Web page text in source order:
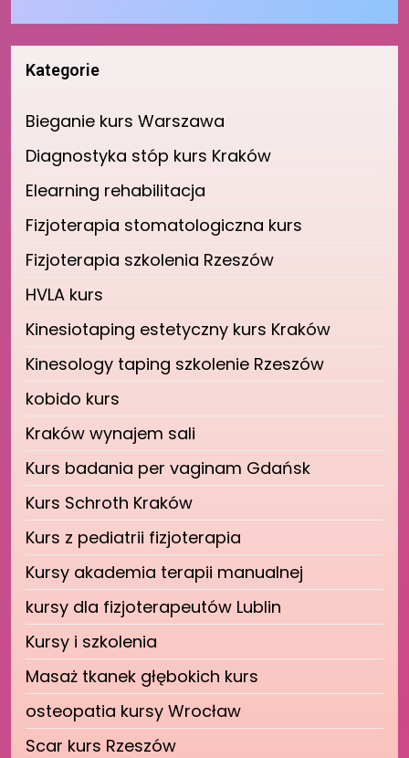
Kategorie
Bieganie kurs Warszawa
Diagnostyka stóp kurs Kraków
Elearning rehabilitacja
Fizjoterapia stomatologiczna kurs
Fizjoterapia szkolenia Rzeszów
HVLA kurs
Kinesiotaping estetyczny kurs Kraków
Kinesology taping szkolenie Rzeszów
kobido kurs
Kraków wynajem sali
Kurs badania per vaginam Gdańsk
Kurs Schroth Kraków
Kurs z pediatrii fizjoterapia
Kursy akademia terapii manualnej
kursy dla fizjoterapeutów Lublin
Kursy i szkolenia
Masaż tkanek głębokich kurs
osteopatia kursy Wrocław
Scar kurs Rzeszów